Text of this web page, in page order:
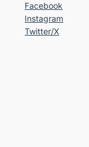
Facebook
Instagram
Twitter/X